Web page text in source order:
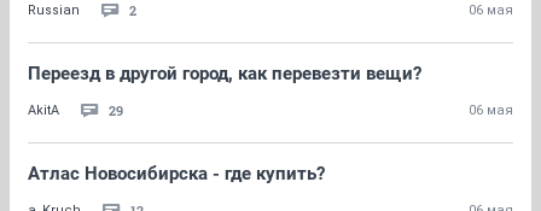
Russian 2 06 мая
Переезд в другой город, как перевезти вещи?
AkitA 29 06 мая
Атлас Новосибирска - где купить?